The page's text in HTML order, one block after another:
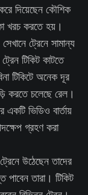
দিয়েছেন কৌশিক
খরচ করতে হয়।
ট্রেনে সামান্য
টিকিট কাটতে
টিকিটে অনেক দূর
করতে চলেছে রেল।
ভিডিও বার্তায়
গ্রহণ করা
উঠেছেন তাদের
তারা। টিকিট